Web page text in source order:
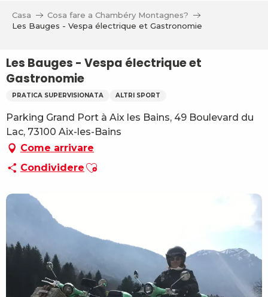
Casa
Cosa fare a Chambéry Montagnes?
Les Bauges - Vespa électrique et Gastronomie
Les Bauges - Vespa électrique et
Gastronomie
PRATICA SUPERVISIONATA ALTRI SPORT
Parking Grand Port à Aix les Bains, 49 Boulevard du
Lac, 73100 Aix-les-Bains
Come arrivare
Condividere Ajouter aux favoris